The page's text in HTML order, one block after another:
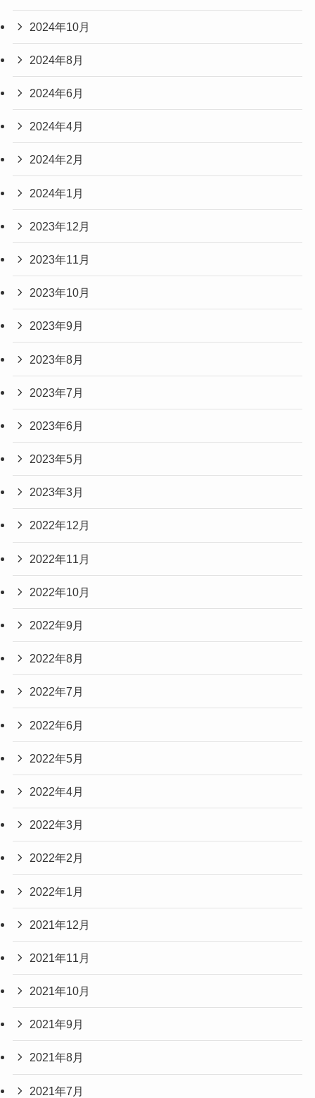
2024年10月
2024年8月
2024年6月
2024年4月
2024年2月
2024年1月
2023年12月
2023年11月
2023年10月
2023年9月
2023年8月
2023年7月
2023年6月
2023年5月
2023年3月
2022年12月
2022年11月
2022年10月
2022年9月
2022年8月
2022年7月
2022年6月
2022年5月
2022年4月
2022年3月
2022年2月
2022年1月
2021年12月
2021年11月
2021年10月
2021年9月
2021年8月
2021年7月